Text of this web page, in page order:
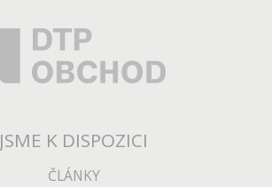
JSME K DISPOZICI
ČLÁNKY